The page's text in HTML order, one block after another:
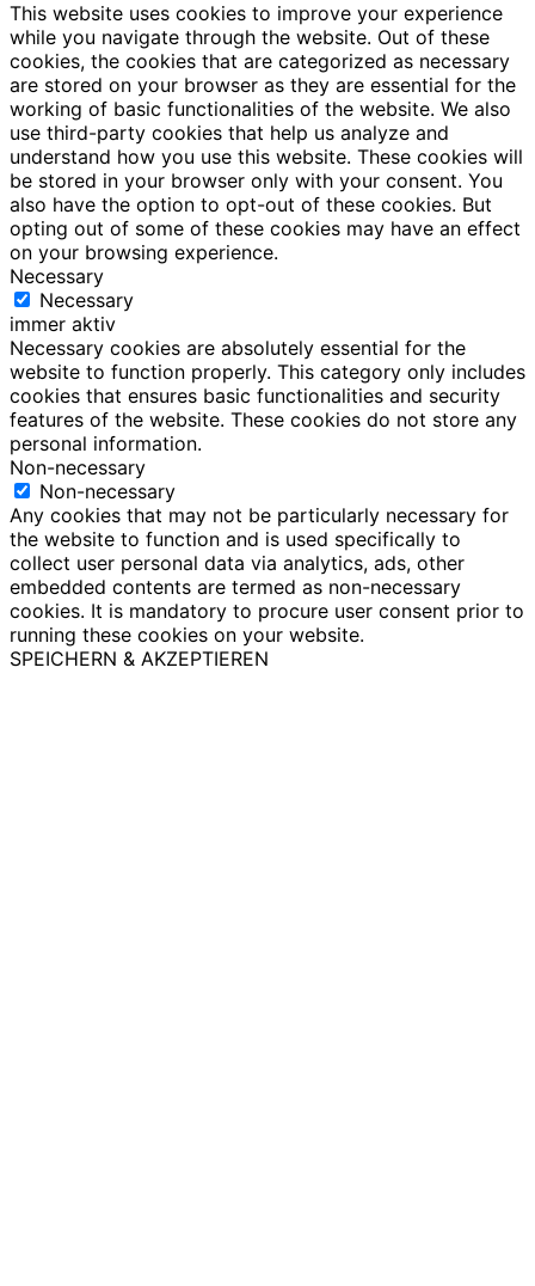
This website uses cookies to improve your experience
while you navigate through the website. Out of these
cookies, the cookies that are categorized as necessary
are stored on your browser as they are essential for the
working of basic functionalities of the website. We also
use third-party cookies that help us analyze and
understand how you use this website. These cookies will
be stored in your browser only with your consent. You
also have the option to opt-out of these cookies. But
opting out of some of these cookies may have an effect
on your browsing experience.
Necessary
Necessary
immer aktiv
Necessary cookies are absolutely essential for the
website to function properly. This category only includes
cookies that ensures basic functionalities and security
features of the website. These cookies do not store any
personal information.
Non-necessary
Non-necessary
Any cookies that may not be particularly necessary for
the website to function and is used specifically to
collect user personal data via analytics, ads, other
embedded contents are termed as non-necessary
cookies. It is mandatory to procure user consent prior to
running these cookies on your website.
SPEICHERN & AKZEPTIEREN